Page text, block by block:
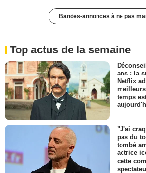
Bandes-annonces à ne pas
Top actus de la semaine
ans : la
Netflix
temps
"J'ai
pas du
tombé
actrice
cette